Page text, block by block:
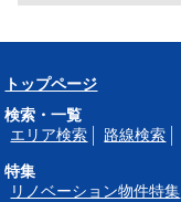
トップページ
検索・一覧
エリア検索
路線検索
特集
リノベーション物件特集